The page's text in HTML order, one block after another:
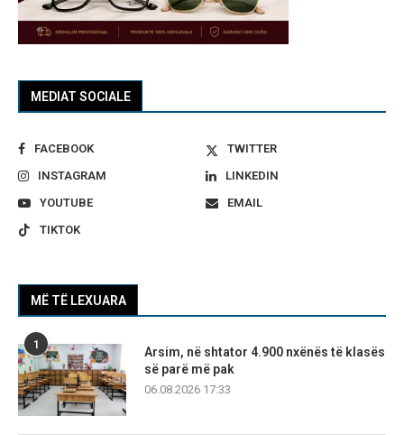
MEDIAT SOCIALE
FACEBOOK
TWITTER
INSTAGRAM
LINKEDIN
YOUTUBE
EMAIL
TIKTOK
MË TË LEXUARA
1
Arsim, në shtator 4.900 nxënës të klasës
së parë më pak
06.08.2026 17:33